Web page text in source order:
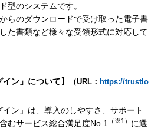
型のシステムです。
らのダウンロードで受け取った電子書
た書類など様々な受領形式に対応して
ン」について】 （URL： https://trustlo
ン」は、導入のしやすさ、サポート
むサービス総合満足度No.1
（※1） に選